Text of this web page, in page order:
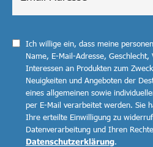
Ich willige ein, dass meine
Name, E-Mail-Adresse,
Interessen an Produkten zum
Neuigkeiten und Angeboten der
eines allgemeinen sowie
per E-Mail verarbeitet werden. Sie
Ihre erteilte Einwilligung zu
Datenverarbeitung und Ihren
Datenschutzerklärung.